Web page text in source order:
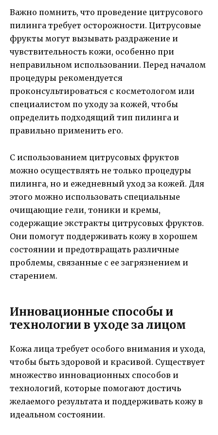
Важно помнить, что проведение цитрусового
пилинга требует осторожности. Цитрусовые
фрукты могут вызывать раздражение и
чувствительность кожи, особенно при
неправильном использовании. Перед началом
процедуры рекомендуется
проконсультироваться с косметологом или
специалистом по уходу за кожей, чтобы
определить подходящий тип пилинга и
правильно применить его.
С использованием цитрусовых фруктов
можно осуществлять не только процедуры
пилинга, но и ежедневный уход за кожей. Для
этого можно использовать специальные
очищающие гели, тоники и кремы,
содержащие экстракты цитрусовых фруктов.
Они помогут поддерживать кожу в хорошем
состоянии и предотвращать различные
проблемы, связанные с ее загрязнением и
старением.
Инновационные способы и
технологии в уходе за лицом
Кожа лица требует особого внимания и ухода,
чтобы быть здоровой и красивой. Существует
множество инновационных способов и
технологий, которые помогают достичь
желаемого результата и поддерживать кожу в
идеальном состоянии.